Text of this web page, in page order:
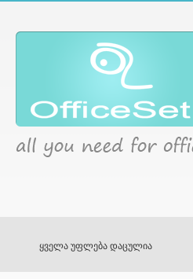
ყველა უფლება დაცულია